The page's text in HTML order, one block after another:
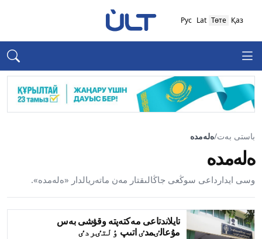
Қаз
Төте
Lat
Рус
باستى بەت/ەلەمدە
ەلەمدە
وسى ايدارداعى سوڭعى جاڭالىقتار مەن ماتەريالدار «ەلەمدە».
تايلاندتاعى مەكتەپتە وقۋشى بەس
مۇعالٸمدٸ اتىپ ٶلتٸردٸ